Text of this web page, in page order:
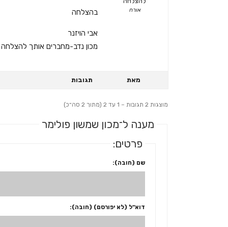
אורח בהצלחה
אבי הויזנר
מכון נדב-מחברים אותך להצלחה
מאת תגובות
מוצגות 2 תגובות – 1 עד 2 (מתוך 2 סה״כ)
מענה ל־מכון שמשון פולימר
פרטים:
שם (חובה):
דוא"ל (לא יפורסם) (חובה):